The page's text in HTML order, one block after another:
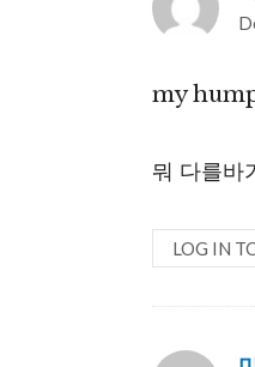
my
뭐 다를바
LOG IN